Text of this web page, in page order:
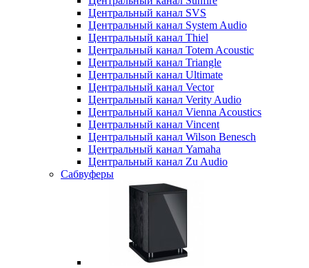
Центральный канал SVS
Центральный канал System Audio
Центральный канал Thiel
Центральный канал Totem Acoustic
Центральный канал Triangle
Центральный канал Ultimate
Центральный канал Vector
Центральный канал Verity Audio
Центральный канал Vienna Acoustics
Центральный канал Vincent
Центральный канал Wilson Benesch
Центральный канал Yamaha
Центральный канал Zu Audio
Сабвуферы